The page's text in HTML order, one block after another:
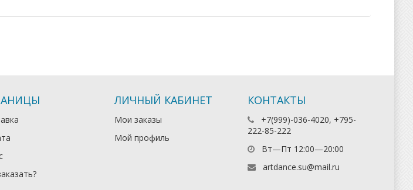
ЛИЧНЫЙ КАБИНЕТ
Мои заказы
Мой профиль
КОНТАКТЫ
+7(999)-036-4020, +795-
222-85-222
Вт—Пт 12:00—20:00
artdance.su@mail.ru